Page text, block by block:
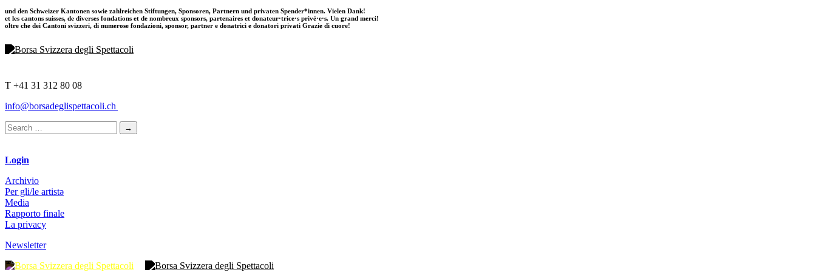
und den Schweizer Kantonen sowie zahlreichen Stiftungen, Sponsoren, Partnern und privaten Spender*innen. Vielen Dank!
et les cantons suisses, de diverses fondations et de nombreux sponsors, partenaires et donateur·trice·s privé·e·s. Un grand merci!
oltre che dei Cantoni svizzeri, di numerose fondazioni, sponsor, partner e donatrici e donatori privati Grazie di cuore!
T +41 31 312 80 08
info@borsadeglispettacoli.ch
Login
Archivio
Per gli/le artistə
Media
Rapporto finale
La privacy
Newsletter